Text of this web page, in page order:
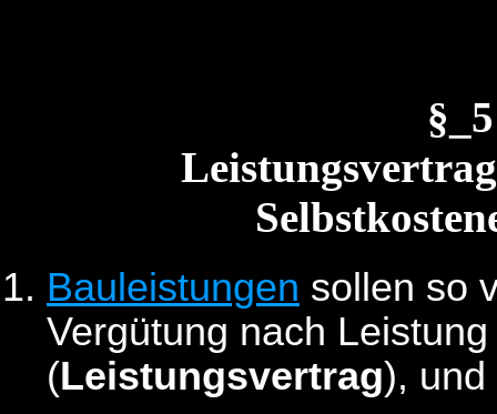
Bauleistungen sollen so
Vergütung nach
(Leistungsvertrag), und